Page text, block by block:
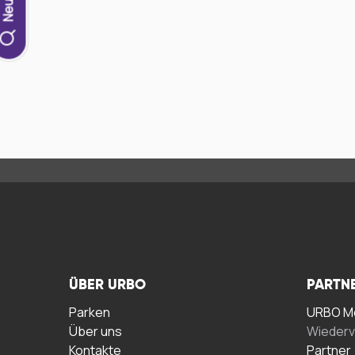
ÜBER URBO
Parken
Über uns
Kontakte
URBO
Partner